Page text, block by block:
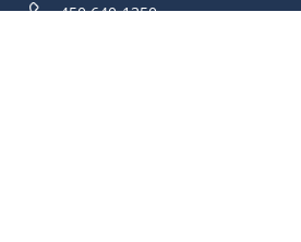
450 640-1350